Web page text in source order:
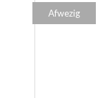
Afwezig